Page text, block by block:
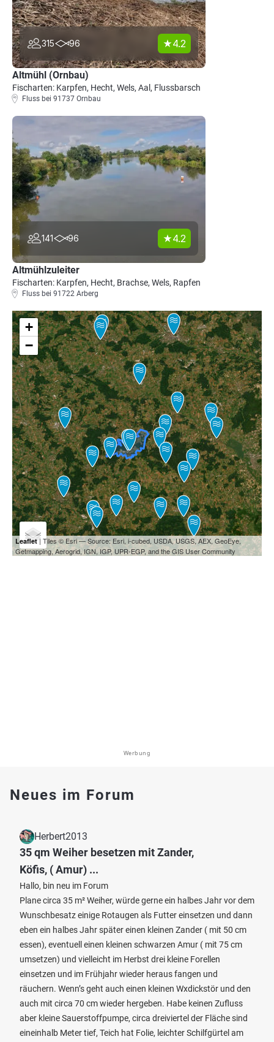
315 96 4.2
Altmühl (Ornbau)
Fischarten: Karpfen, Hecht, Wels, Aal, Flussbarsch
Fluss bei 91737 Ornbau
141 96 4.2
Altmühlzuleiter
Fischarten: Karpfen, Hecht, Brachse, Wels, Rapfen
Fluss bei 91722 Arberg
+
−
Leaflet| Tiles © Esri — Source: Esri, i-cubed, USDA, USGS, AEX, GeoEye,
Getmapping, Aerogrid, IGN, IGP, UPR-EGP, and the GIS User Community
Werbung
Neues im Forum
Herbert2013
35 qm Weiher besetzen mit Zander,
Köfis, ( Amur) ...
Hallo, bin neu im Forum
Plane circa 35 m² Weiher, würde gerne ein halbes Jahr vor dem
Wunschbesatz einige Rotaugen als Futter einsetzen und dann
eben ein halbes Jahr später einen kleinen Zander ( mit 50 cm
essen), eventuell einen kleinen schwarzen Amur ( mit 75 cm
umsetzen) und vielleicht im Herbst drei kleine Forellen
einsetzen und im Frühjahr wieder heraus fangen und
räuchern. Wenn’s geht auch einen kleinen Wxdickstör und den
auch mit circa 70 cm wieder hergeben. Habe keinen Zufluss
aber kleine Sauerstoffpumpe, circa dreiviertel der Fläche sind
eineinhalb Meter tief, Teich hat Folie, leichter Schilfgürtel am